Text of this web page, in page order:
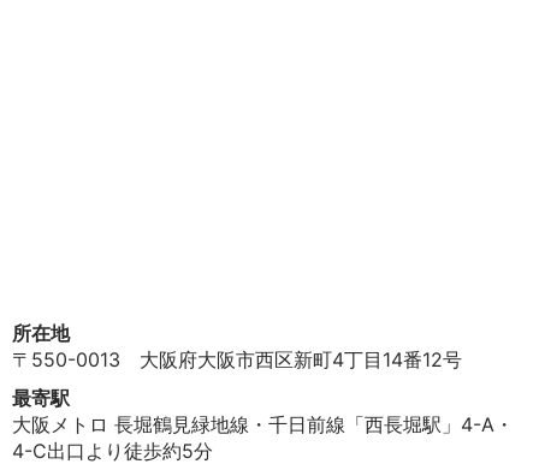
所在地
〒550-0013 大阪府大阪市西区新町4丁目14番12号
最寄駅
大阪メトロ 長堀鶴見緑地線・千日前線「西長堀駅」4-A・
4-C出口より徒歩約5分